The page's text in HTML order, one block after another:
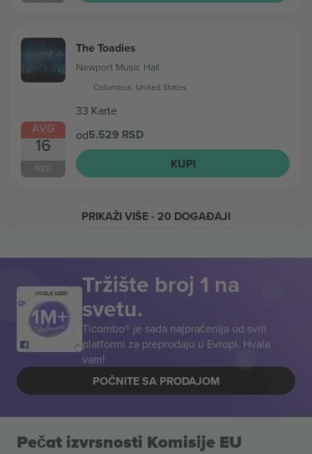
AVG
16
NED
The Toadies
Newport Music Hall
Columbus, United States
33 Karte
od5.529 RSD
KUPI
PRIKAŽI VIŠE- 20 DOGAĐAJI
HVALA VAM! Tržište broj 1 na
svetu.
Ticombo® je sada najpraćenija od svih
platformi za preprodaju u Evropi. Hvala
vam!
POČNITE SA PRODAJOM
Pečat izvrsnosti Komisije EU